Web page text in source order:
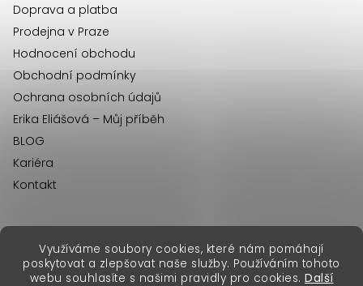
Využíváme soubory cookies, které nám pomáhají
poskytovat a zlepšovat naše služby. Používáním tohoto
webu souhlasíte s našimi pravidly pro cookies. Další
Doprava a platba
Prodejna v Praze
Hodnocení obchodu
Obchodní podmínky
Ochrana osobních údajů
Erika Eliášová – Můj příběh
BLOG
Kariéra
Kontakt
Copyright 2026Erika Fashion. Všechna práva vyhrazena.
erikafashion.sk